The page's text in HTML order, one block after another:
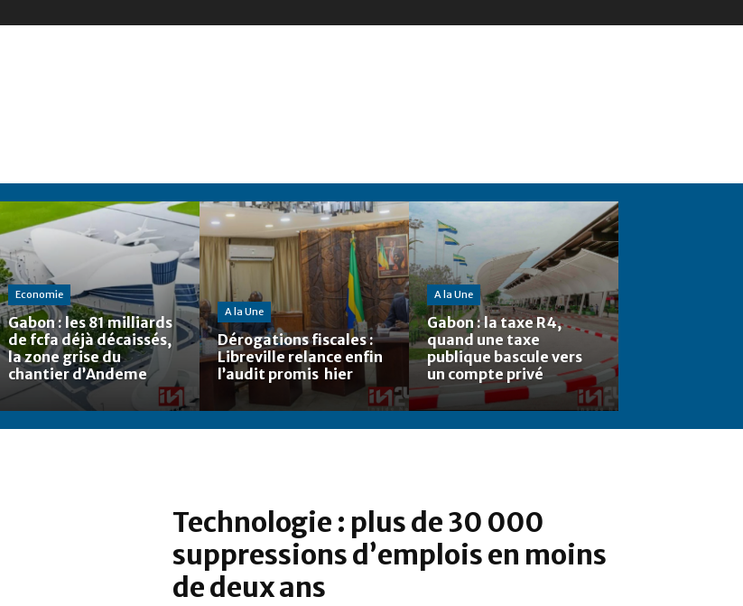
Economie
Gabon : les 81 milliards
de fcfa déjà décaissés,
la zone grise du
chantier d’Andeme
A la Une
Dérogations fiscales :
Libreville relance enfin
l’audit promis hier
A la Une
Gabon : la taxe R4,
quand une taxe
publique bascule vers
un compte privé
Technologie : plus de 30 000
suppressions d’emplois en moins
de deux ans